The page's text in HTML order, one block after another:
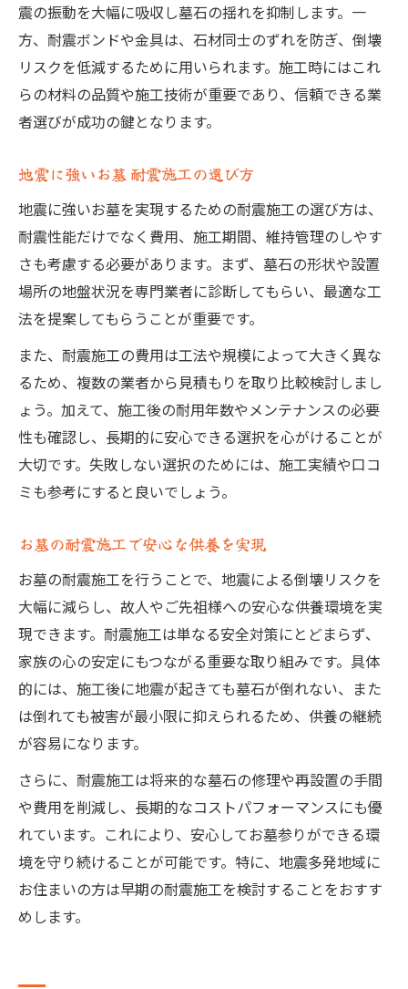
震の振動を大幅に吸収し墓石の揺れを抑制します。一
方、耐震ボンドや金具は、石材同士のずれを防ぎ、倒壊
リスクを低減するために用いられます。施工時にはこれ
らの材料の品質や施工技術が重要であり、信頼できる業
者選びが成功の鍵となります。
地震に強いお墓 耐震施工の選び方
地震に強いお墓を実現するための耐震施工の選び方は、
耐震性能だけでなく費用、施工期間、維持管理のしやす
さも考慮する必要があります。まず、墓石の形状や設置
場所の地盤状況を専門業者に診断してもらい、最適な工
法を提案してもらうことが重要です。
また、耐震施工の費用は工法や規模によって大きく異な
るため、複数の業者から見積もりを取り比較検討しまし
ょう。加えて、施工後の耐用年数やメンテナンスの必要
性も確認し、長期的に安心できる選択を心がけることが
大切です。失敗しない選択のためには、施工実績や口コ
ミも参考にすると良いでしょう。
お墓の耐震施工で安心な供養を実現
お墓の耐震施工を行うことで、地震による倒壊リスクを
大幅に減らし、故人やご先祖様への安心な供養環境を実
現できます。耐震施工は単なる安全対策にとどまらず、
家族の心の安定にもつながる重要な取り組みです。具体
的には、施工後に地震が起きても墓石が倒れない、また
は倒れても被害が最小限に抑えられるため、供養の継続
が容易になります。
さらに、耐震施工は将来的な墓石の修理や再設置の手間
や費用を削減し、長期的なコストパフォーマンスにも優
れています。これにより、安心してお墓参りができる環
境を守り続けることが可能です。特に、地震多発地域に
お住まいの方は早期の耐震施工を検討することをおすす
めします。